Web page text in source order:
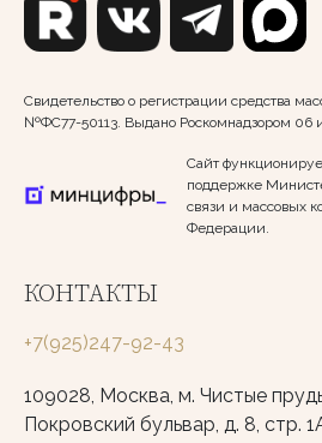
Свидетельство о регистрации средства
№ФС77-50113. Выдано Роскомнадзором 06
Сайт
поддержке
связи и массовых
Федерации.
КОНТАКТЫ
+7(925)247-92-43
109028, Москва, м. Чистые
Покровский бульвар, д. 8, стр.